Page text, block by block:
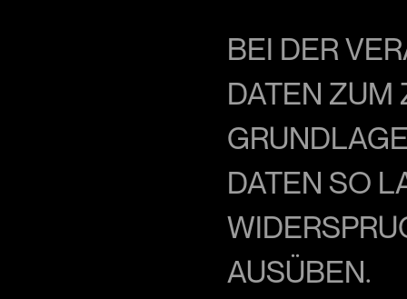
BEI DER
DATEN ZUM
DATEN SO
AUSÜBEN.